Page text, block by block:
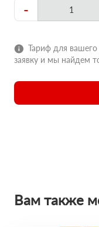
-
Тариф для вашего
заявку и мы найдем
Вам также